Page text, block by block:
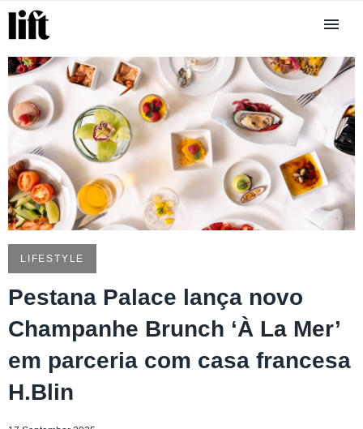
LIFESTYLE
Pestana Palace lança novo
Champanhe Brunch ‘À La Mer’
em parceria com casa francesa
H.Blin